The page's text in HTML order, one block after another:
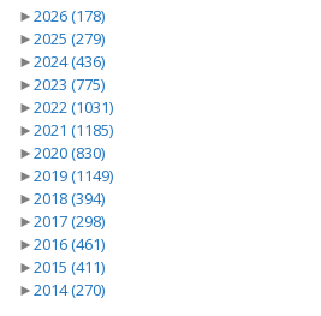
►2026(178)
►2025 (279)
►2024(436)
►2023 (775)
►2022 (1031)
►2021 (1185)
►2020(830)
►2019(1149)
►2018(394)
►2017(298)
►2016(461)
►2015 (411)
►2014(270)